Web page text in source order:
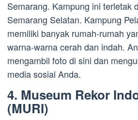
Semarang. Kampung ini terletak
Semarang Selatan. Kampung
memiliki banyak rumah-rumah
warna-warna cerah dan indah.
mengambil foto di sini dan
media sosial Anda.
4. Museum Rekor
(MURI)